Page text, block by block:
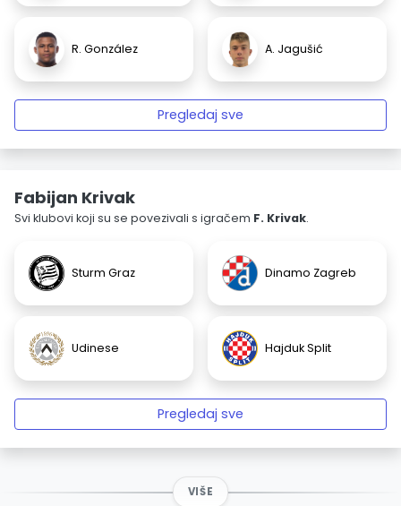
R. González A. Jagušić
Pregledaj sve
Fabijan Krivak
Svi klubovi koji su se povezivali s igračem F. Krivak.
Sturm Graz Dinamo Zagreb
Udinese Hajduk Split
Pregledaj sve
VIŠE